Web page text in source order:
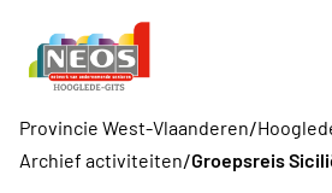
Provincie West-Vlaanderen/
Archief activiteiten/Groepsreis